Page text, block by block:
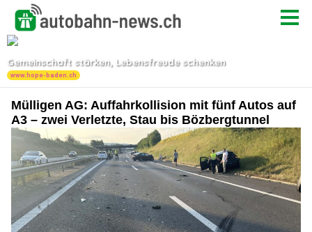
Mülligen AG: Auffahrkollision mit fünf Autos auf
A3 – zwei Verletzte, Stau bis Bözbergtunnel